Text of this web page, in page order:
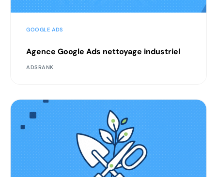
GOOGLE ADS
Agence Google Ads nettoyage industriel
ADSRANK